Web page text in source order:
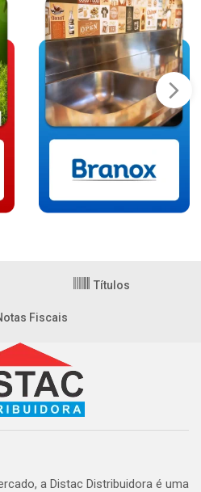
Títulos
Fiscais
a Distac Distribuidora é uma